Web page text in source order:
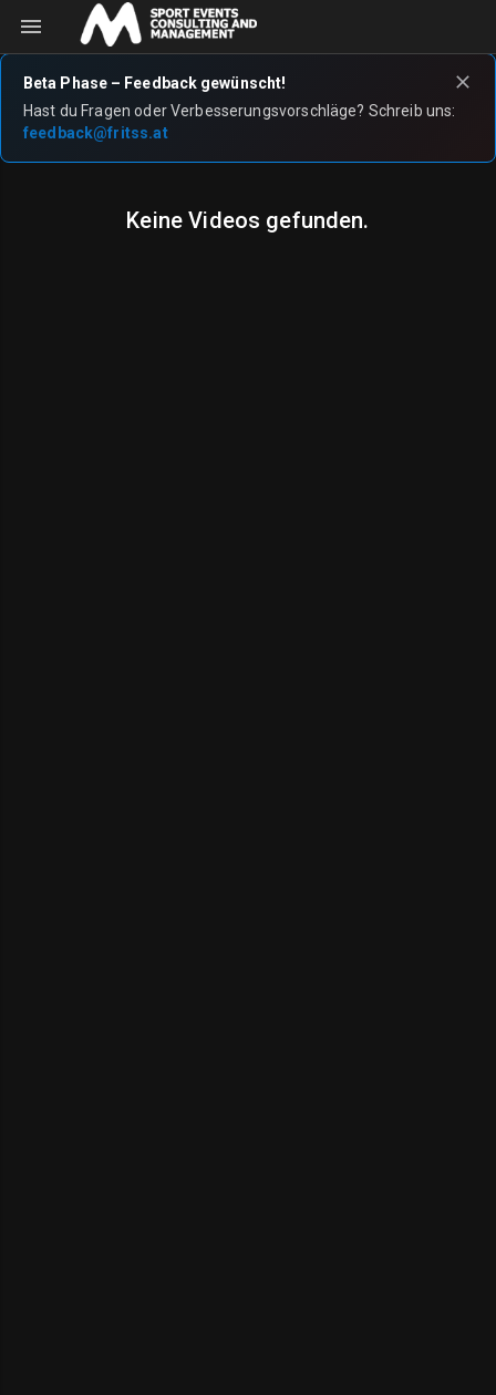
Beta Phase – Feedback gewünscht!
Hast du Fragen oder Verbesserungsvorschläge? Schreib uns:
feedback@fritss.at
Keine Videos gefunden.